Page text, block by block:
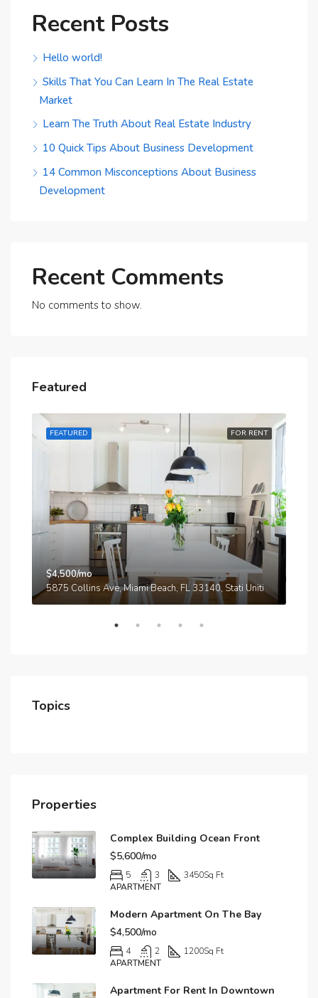
Recent Posts
Hello world!
Skills That You Can Learn In The Real Estate
Market
Learn The Truth About Real Estate Industry
10 Quick Tips About Business Development
14 Common Misconceptions About Business
Development
Recent Comments
No comments to show.
Featured
FOR RENT
FEATURED
$4,500/mo
5875 Collins Ave, Miami Beach, FL 33140, Stati Uniti
Topics
Properties
Complex Building Ocean Front
$5,600/mo
5 3 3450Sq Ft
APARTMENT
Modern Apartment On The Bay
$4,500/mo
4 2 1200Sq Ft
APARTMENT
Apartment For Rent In Downtown